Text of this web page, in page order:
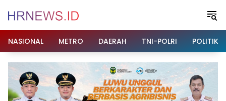
NASIONAL
METRO DAERAH TNI-POLRI POLITIK